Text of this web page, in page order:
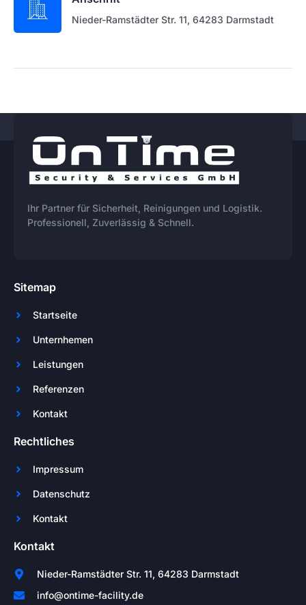
Nieder-Ramstädter Str. 11, 64283 Darmstadt
Ihr Partner für Sicherheit, Reinigungen und Logistik.
Professionell, Zuverlässig & Schnell.
Sitemap
Startseite
Unternhemen
Leistungen
Referenzen
Kontakt
Rechtliches
Impressum
Datenschutz
Kontakt
Kontakt
Nieder-Ramstädter Str. 11, 64283 Darmstadt
info@ontime-facility.de